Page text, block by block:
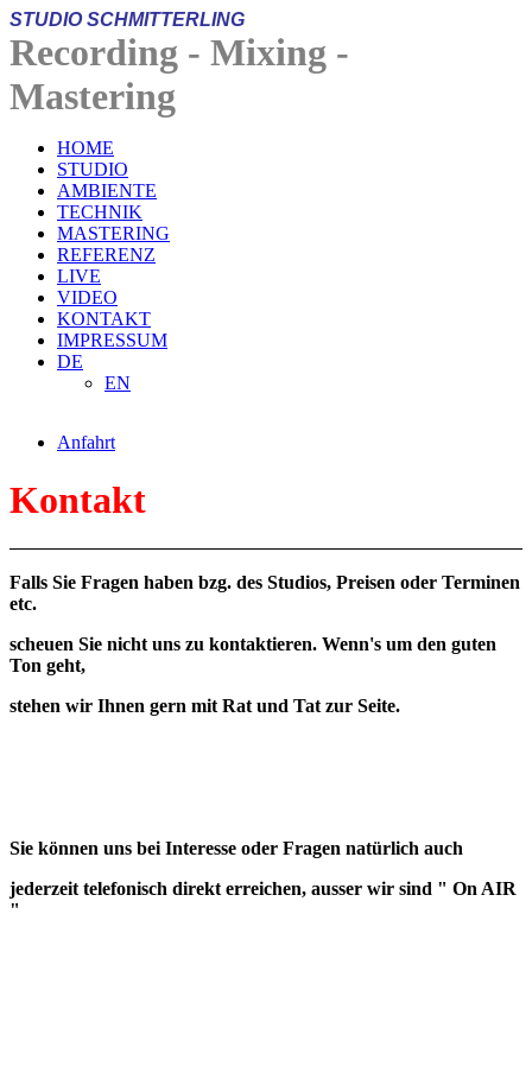
STUDIO SCHMITTERLING
Recording - Mixing -
Mastering
HOME
STUDIO
AMBIENTE
TECHNIK
MASTERING
REFERENZ
LIVE
VIDEO
KONTAKT
IMPRESSUM
DE
EN
Anfahrt
Kontakt
Falls Sie Fragen haben bzg. des Studios, Preisen oder Terminen
etc.
scheuen Sie nicht uns zu kontaktieren. Wenn's um den guten
Ton geht,
stehen wir Ihnen gern mit Rat und Tat zur Seite.
Sie können uns bei Interesse oder Fragen natürlich auch
jederzeit telefonisch direkt erreichen, ausser wir sind " On AIR
"